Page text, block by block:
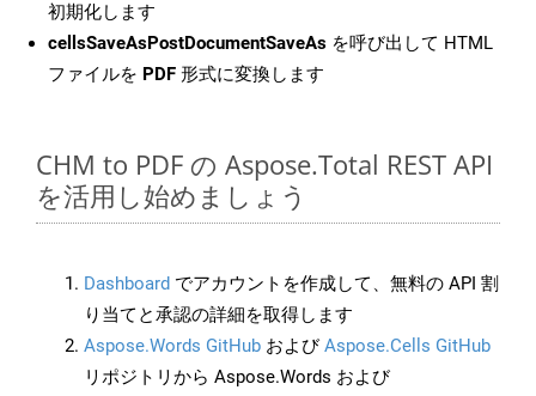
初期化します
cellsSaveAsPostDocumentSaveAs を呼び出して HTML
ファイルを PDF 形式に変換します
CHM to PDF の Aspose.Total REST API
を活用し始めましょう
Dashboard でアカウントを作成して、無料の API 割
り当てと承認の詳細を取得します
Aspose.Words GitHub およびAspose.Cells GitHub
リポジトリから Aspose.Words および